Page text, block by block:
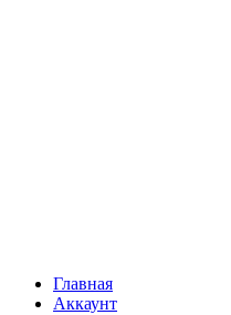
Главная
Аккаунт